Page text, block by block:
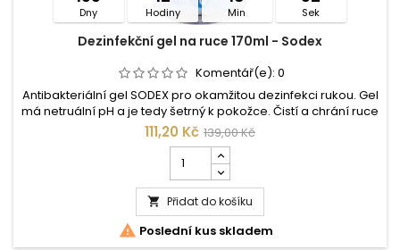
Dny Hodiny Min Sek
Dezinfekční gel na ruce 170ml - Sodex
Komentář(e): 0
Antibakteriální gel SODEX pro okamžitou dezinfekci rukou. Gel
má netruální pH a je tedy šetrný k pokožce. Čistí a chrání ruce
před bakteriemi a viry. Vhodný pro každodenní použití.
Dexpanthenol a vitamin E spolu s glycerinem brání vysýchání
kůže. Návod k použití: gel je připraven k okamžité aplikaci.
Vezměte vhodné množství gelu a rozetřeteho po celých...
111,20 Kč 139,00 Kč
kusů
produktu
Dezinfekční
gel
na
 Přidat do košíku
 Poslední kus skladem